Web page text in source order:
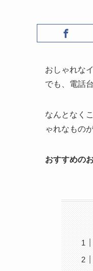
おしゃれな
でも、電話
なんとなく
ゃれなもの
おすすめの